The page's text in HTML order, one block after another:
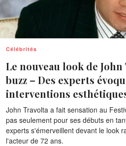
Célébrités
Le nouveau look de
buzz – Des experts
interventions
John Travolta a fait sensation au
pas seulement pour ses débuts en
experts s'émerveillent devant le look
l'acteur de 72 ans.